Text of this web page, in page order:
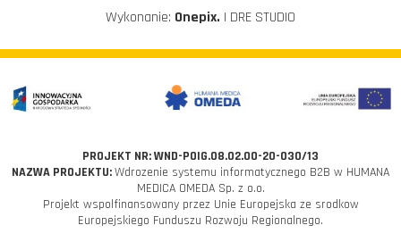
Wykonanie: Onepix. | DRE STUDIO
PROJEKT NR: WND-POIG.08.02.00-20-030/13
NAZWA PROJEKTU:Wdrozenie systemu informatycznego B2B w HUMANA
MEDICA OMEDA Sp. z o.o.
Projekt wspolfinansowany przez Unie Europejska ze srodkow
Europejskiego Funduszu Rozwoju Regionalnego.